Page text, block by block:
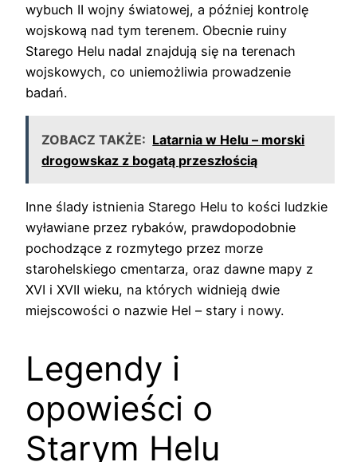
wybuch II wojny światowej, a później kontrolę
wojskową nad tym terenem. Obecnie ruiny
Starego Helu nadal znajdują się na terenach
wojskowych, co uniemożliwia prowadzenie
badań.
ZOBACZ TAKŻE: Latarnia w Helu – morski
drogowskaz z bogatą przeszłością
Inne ślady istnienia Starego Helu to kości ludzkie
wyławiane przez rybaków, prawdopodobnie
pochodzące z rozmytego przez morze
starohelskiego cmentarza, oraz dawne mapy z
XVI i XVII wieku, na których widnieją dwie
miejscowości o nazwie Hel – stary i nowy.
Legendy i
opowieści o
Starym Helu